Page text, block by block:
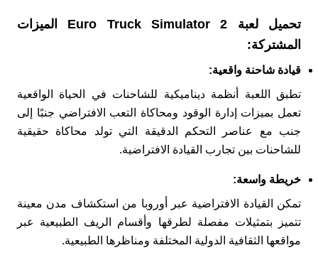
تحميل لعبة Euro Truck Simulator 2 الميزات
المشتركة:
قيادة شاحنة واقعية:
تطبق اللعبة أنظمة ديناميكية للشاحنات في الحياة الواقعية
تعمل بميزات إدارة الوقود ومحاكاة التعب الافتراضي جنبًا إلى
جنب مع عناصر التحكم الدقيقة التي تولد محاكاة حقيقية
للشاحنات بين تجارب القيادة الافتراضية.
خريطة واسعة:
تمكن القيادة الافتراضية عبر أوروبا من استكشاف مدن معينة
تتميز بتمثيلات مفصلة لطرقها وأقسام الريف الطبيعية عبر
مواقعها الثقافية الدولية المختلفة ومناظرها الطبيعية.